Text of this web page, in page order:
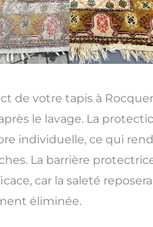
de votre tapis à
le lavage. La
individuelle, ce qui
La barrière
car la saleté
éliminée.